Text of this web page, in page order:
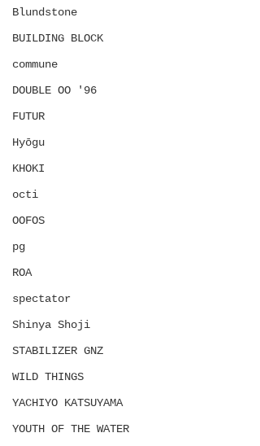
Blundstone
BUILDING BLOCK
commune
DOUBLE OO '96
FUTUR
Hyōgu
KHOKI
octi
OOFOS
pg
ROA
spectator
Shinya Shoji
STABILIZER GNZ
WILD THINGS
YACHIYO KATSUYAMA
YOUTH OF THE WATER